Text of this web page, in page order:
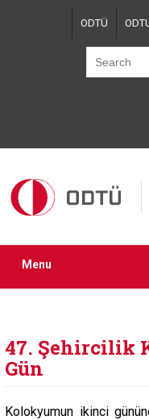
ODTÜ
Menu
47. Şehircilik
Gün
Kolokyumun ikinci